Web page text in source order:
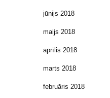
jūnijs 2018
maijs 2018
aprīlis 2018
marts 2018
februāris 2018